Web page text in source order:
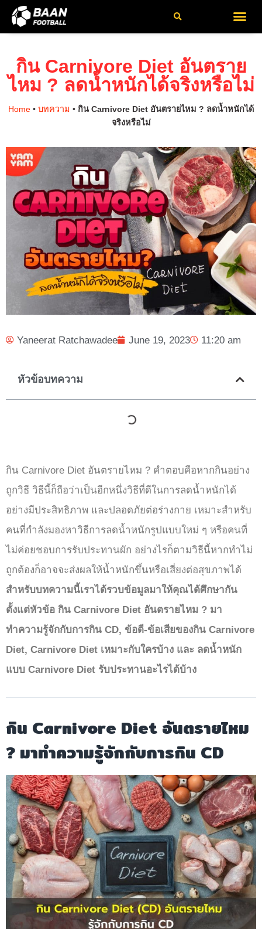
กิน Carnivore Diet อันตราย
ไหม ? ลดน้ำหนักได้จริงหรือไม่
Home • บทความ • กิน Carnivore Diet อันตรายไหม ? ลดน้ำหนักได้
จริงหรือไม่
Yaneerat Ratchawadee June 19, 2023 11:20 am
หัวข้อบทความ
กิน Carnivore Diet อันตรายไหม ? คำตอบคือหากกินอย่าง
ถูกวิธี วิธีนี้ก็ถือว่าเป็นอีกหนึ่งวิธีที่ดีในการลดน้ำหนักได้
อย่างมีประสิทธิภาพ และปลอดภัยต่อร่างกาย เหมาะสำหรับ
คนที่กำลังมองหาวิธีการลดน้ำหนักรูปแบบใหม่ ๆ หรือคนที่
ไม่ค่อยชอบการรับประทานผัก อย่างไรก็ตามวิธีนี้หากทำไม่
ถูกต้องก็อาจจะส่งผลให้น้ำหนักขึ้นหรือเสี่ยงต่อสุขภาพได้
สำหรับบทความนี้เราได้รวบข้อมูลมาให้คุณได้ศึกษากัน
ตั้งแต่หัวข้อ กิน Carnivore Diet อันตรายไหม ? มา
ทำความรู้จักกับการกิน CD, ข้อดี-ข้อเสียของกิน Carnivore
Diet, Carnivore Diet เหมาะกับใครบ้าง และ ลดน้ำหนัก
แบบ Carnivore Diet รับประทานอะไรได้บ้าง
กิน Carnivore Diet อันตรายไหม
? มาทำความรู้จักกับการกิน CD